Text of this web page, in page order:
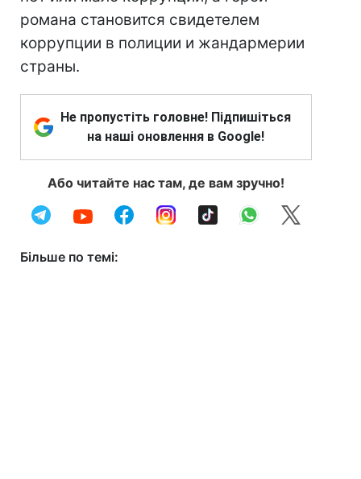
романа становится свидетелем
коррупции в полиции и жандармерии
страны.
Не пропустіть головне! Підпишіться
на наші оновлення в Google!
Або читайте нас там, де вам зручно!
Більше по темі: